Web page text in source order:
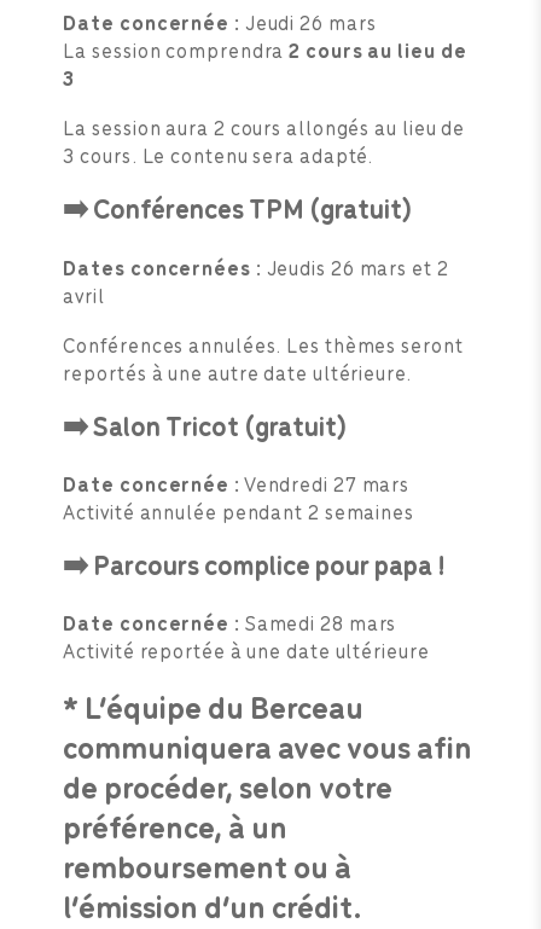
Date concernée : Jeudi 26 mars
La session comprendra2 cours au lieu de
3
La session aura 2 cours allongés au lieu de
3 cours. Le contenu sera adapté.
➡️ Conférences TPM (gratuit)
Dates concernées : Jeudis 26 mars et 2
avril
Conférences annulées. Les thèmes seront
reportés à une autre date ultérieure.
➡️ Salon Tricot (gratuit)
Date concernée : Vendredi 27 mars
Activité annulée pendant 2 semaines
➡️ Parcours complice pour papa !
Date concernée : Samedi 28 mars
Activité reportée à une date ultérieure
* L’équipe du Berceau
communiquera avec vousafin
de procéder, selon votre
préférence, à un
remboursement ou à
l’émission d’un crédit.